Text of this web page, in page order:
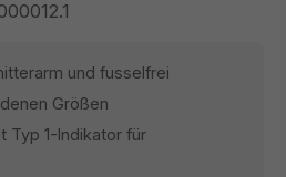
und fusselfrei
Größen
Typ 1-Indikator für